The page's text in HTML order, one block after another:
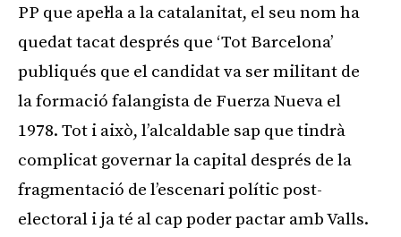
PP que apel·la a la catalanitat, el seu nom ha
quedat tacat després que ‘Tot Barcelona’
publiqués que el candidat va ser militant de
la formació falangista de Fuerza Nueva el
1978. Tot i això, l’alcaldable sap que tindrà
complicat governar la capital després de la
fragmentació de l’escenari polític post-
electoral i ja té al cap poder pactar amb Valls.